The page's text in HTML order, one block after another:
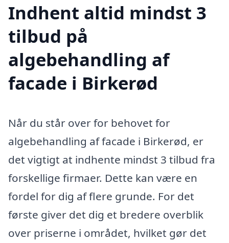
Indhent altid mindst 3
tilbud på
algebehandling af
facade i Birkerød
Når du står over for behovet for
algebehandling af facade i Birkerød, er
det vigtigt at indhente mindst 3 tilbud fra
forskellige firmaer. Dette kan være en
fordel for dig af flere grunde. For det
første giver det dig et bredere overblik
over priserne i området, hvilket gør det